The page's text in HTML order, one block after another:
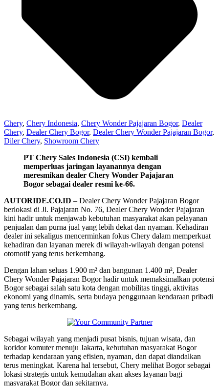
Chery, Chery Indonesia, Chery Wonder Pajajaran Bogor, Dealer
Chery, Dealer Chery Bogor, Dealer Chery Wonder Pajajaran Bogor,
Diler Chery, Showroom Chery
PT Chery Sales Indonesia (CSI) kembali
memperluas jaringan layanannya dengan
meresmikan dealer Chery Wonder Pajajaran
Bogor sebagai dealer resmi ke-66.
AUTORIDE.CO.ID – Dealer Chery Wonder Pajajaran Bogor
berlokasi di Jl. Pajajaran No. 76, Dealer Chery Wonder Pajajaran
kini hadir untuk menjawab kebutuhan masyarakat akan pelayanan
penjualan dan purna jual yang lebih dekat dan nyaman. Kehadiran
dealer ini sekaligus mencerminkan fokus Chery dalam memperkuat
kehadiran dan layanan merek di wilayah-wilayah dengan potensi
otomotif yang terus berkembang.
Dengan lahan seluas 1.900 m² dan bangunan 1.400 m², Dealer
Chery Wonder Pajajaran Bogor hadir untuk memaksimalkan potensi
Bogor sebagai salah satu kota dengan mobilitas tinggi, aktivitas
ekonomi yang dinamis, serta budaya penggunaan kendaraan pribadi
yang terus berkembang.
Sebagai wilayah yang menjadi pusat bisnis, tujuan wisata, dan
koridor komuter menuju Jakarta, kebutuhan masyarakat Bogor
terhadap kendaraan yang efisien, nyaman, dan dapat diandalkan
terus meningkat. Karena hal tersebut, Chery melihat Bogor sebagai
lokasi strategis untuk kemudahan akan akses layanan bagi
masyarakat Bogor dan sekitarnya.